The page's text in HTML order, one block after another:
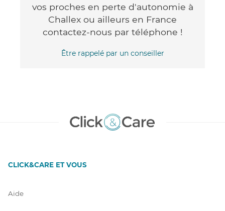
vos proches en perte d'autonomie à
Challex ou ailleurs en France
contactez-nous par téléphone !
Être rappelé par un conseiller
CLICK&CARE ET VOUS
Aide